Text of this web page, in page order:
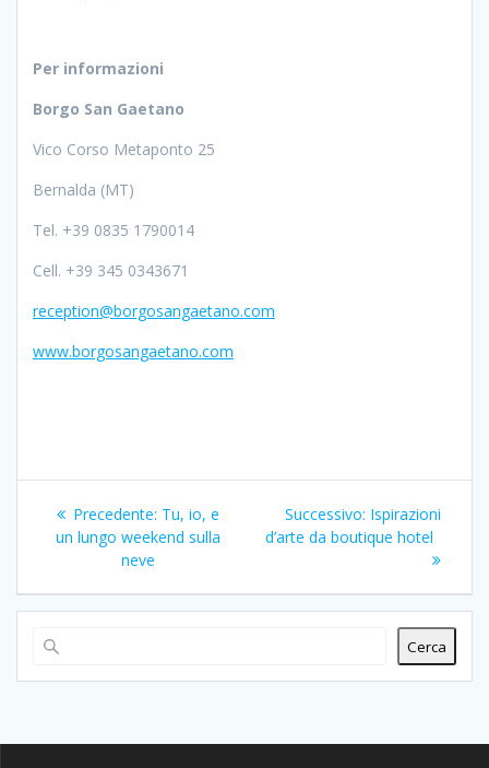
Per informazioni
Borgo San Gaetano
Vico Corso Metaponto 25
Bernalda (MT)
Tel. +39 0835 1790014
Cell. +39 345 0343671
reception@borgosangaetano.com
www.borgosangaetano.com
Navigazione
articoli
Precedente: Articolo
precedente:
Tu, io, e
un lungo weekend sulla
neve
Successivo: Articolo
successivo:
Ispirazioni
d’arte da boutique hotel
Cerca